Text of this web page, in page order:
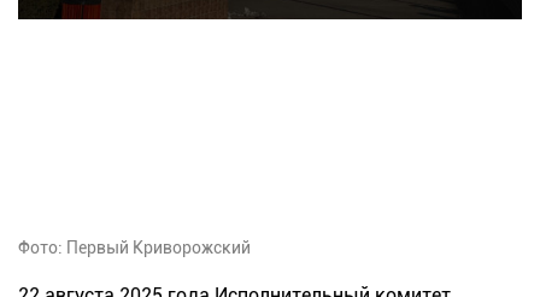
Фото: Первый Криворожский